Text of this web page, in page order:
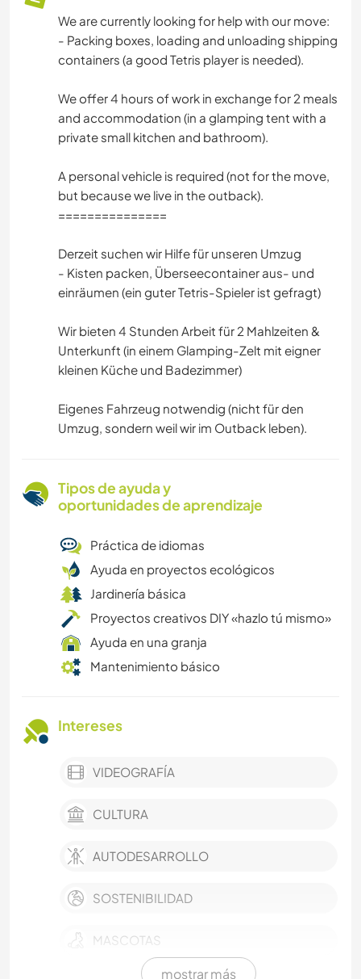
We are currently looking for help with our move:
- Packing boxes, loading and unloading shipping
containers (a good Tetris player is needed).
We offer 4 hours of work in exchange for 2 meals
and accommodation (in a glamping tent with a
private small kitchen and bathroom).
A personal vehicle is required (not for the move,
but because we live in the outback).
===============
Derzeit suchen wir Hilfe für unseren Umzug
- Kisten packen, Überseecontainer aus- und
einräumen (ein guter Tetris-Spieler ist gefragt)
Wir bieten 4 Stunden Arbeit für 2 Mahlzeiten &
Unterkunft (in einem Glamping-Zelt mit eigner
kleinen Küche und Badezimmer)
Eigenes Fahrzeug notwendig (nicht für den
Umzug, sondern weil wir im Outback leben).
Tipos de ayuda y
oportunidades de aprendizaje
Práctica de idiomas
Ayuda en proyectos ecológicos
Jardinería básica
Proyectos creativos DIY «hazlo tú mismo»
Ayuda en una granja
Mantenimiento básico
Intereses
VIDEOGRAFÍA
CULTURA
AUTODESARROLLO
SOSTENIBILIDAD
MASCOTAS
mostrar más